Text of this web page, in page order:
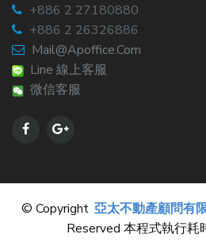
+886 2 27180880
+886 2 26326886
Mail@apoffice.com
Line 線上客服
微信客服
© Copyright 亞太不動產顧問有
Reserved 本程式執行